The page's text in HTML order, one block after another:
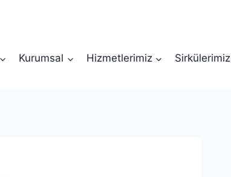
Kurumsal Hizmetlerimiz Sirkülerimiz